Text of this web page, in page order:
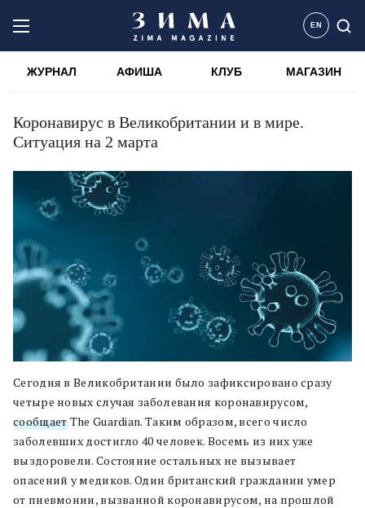
EN
ЖУРНАЛ АФИША КЛУБ МАГАЗИН
Коронавирус в Великобритании и в мире.
Ситуация на 2 марта
Сегодня в Великобритании было зафиксировано сразу
четыре новых случая заболевания коронавирусом,
сообщаетThe Guardian. Таким образом, всего число
заболевших достигло 40 человек. Восемь из них уже
выздоровели. Состояние остальных не вызывает
опасений у медиков. Один британский гражданин умер
от пневмонии, вызванной коронавирусом, на прошлой